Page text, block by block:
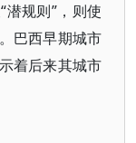
规则”，则使
巴西早期城市
着后来其城市